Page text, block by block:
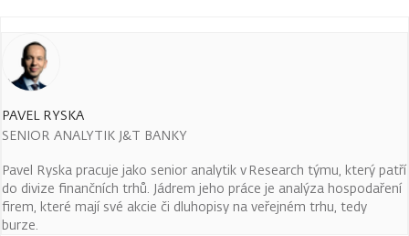
PAVEL RYSKA
SENIOR ANALYTIK J&T BANKY
Pavel Ryska pracuje jako senior analytik v Research týmu, který patří
do divize finančních trhů. Jádrem jeho práce je analýza hospodaření
firem, které mají své akcie či dluhopisy na veřejném trhu, tedy
burze.